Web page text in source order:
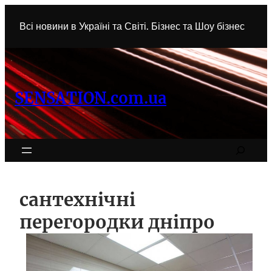
вмісту
Всі новини в Україні та Світі. Бізнес та Шоу бізнес
SENSATION.com.ua
сантехнічні
перегородки дніпро